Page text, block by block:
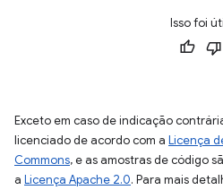
Isso foi
Exceto em caso de indicação
licenciado de acordo com a Licença
Commons, e as amostras de código
a Licença Apache 2.0. Para mais